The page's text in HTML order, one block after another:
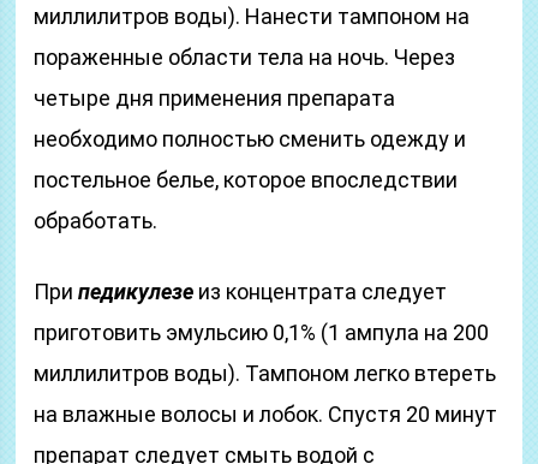
миллилитров воды). Нанести тампоном на
пораженные области тела на ночь. Через
четыре дня применения препарата
необходимо полностью сменить одежду и
постельное белье, которое впоследствии
обработать.
Припедикулезе из концентрата следует
приготовить эмульсию 0,1% (1 ампула на 200
миллилитров воды). Тампоном легко втереть
на влажные волосы и лобок. Спустя 20 минут
препарат следует смыть водой с